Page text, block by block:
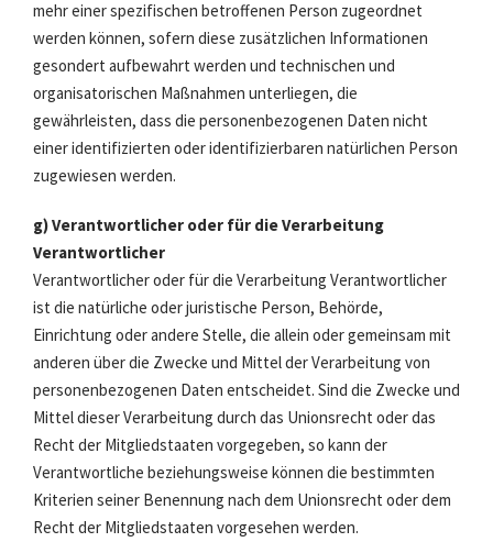
mehr einer spezifischen betroffenen Person zugeordnet
werden können, sofern diese zusätzlichen Informationen
gesondert aufbewahrt werden und technischen und
organisatorischen Maßnahmen unterliegen, die
gewährleisten, dass die personenbezogenen Daten nicht
einer identifizierten oder identifizierbaren natürlichen Person
zugewiesen werden.
g) Verantwortlicher oder für die Verarbeitung
Verantwortlicher
Verantwortlicher oder für die Verarbeitung Verantwortlicher
ist die natürliche oder juristische Person, Behörde,
Einrichtung oder andere Stelle, die allein oder gemeinsam mit
anderen über die Zwecke und Mittel der Verarbeitung von
personenbezogenen Daten entscheidet. Sind die Zwecke und
Mittel dieser Verarbeitung durch das Unionsrecht oder das
Recht der Mitgliedstaaten vorgegeben, so kann der
Verantwortliche beziehungsweise können die bestimmten
Kriterien seiner Benennung nach dem Unionsrecht oder dem
Recht der Mitgliedstaaten vorgesehen werden.